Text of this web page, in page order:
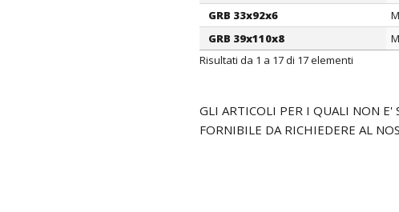
GRB 33x92x6
GRB 39x110x8
Risultati da 1 a 17 di 17 elementi
GLI ARTICOLI PER I QUALI NON E'
FORNIBILE DA RICHIEDERE AL